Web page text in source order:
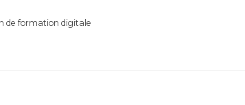
de formation digitale